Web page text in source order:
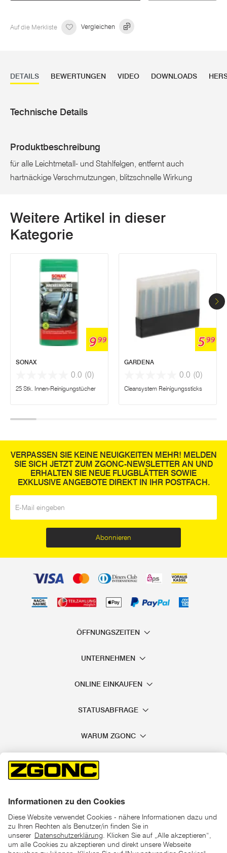
Auf die Merkliste Vergleichen
DETAILS BEWERTUNGEN VIDEO DOWNLOADS
Technische Details
Produktbeschreibung
für alle Leichtmetall- und Stahlfelgen, entfernt auch
hartnäckige Verschmutzungen, blitzschnelle Wirkung
Weitere Artikel in dieser
Kategorie
999
SONAX
0.0 (0)
25 Stk. Innen-Reinigungstücher
599
GARDENA
0.0 (0)
Cleansystem Reinigungssticks
VERPASSEN SIE KEINE NEUIGKEITEN MEHR! MELDEN
SIE SICH JETZT ZUM ZGONC-NEWSLETTER AN UND
ERHALTEN SIE NEUE FLUGBLÄTTER SOWIE
EXKLUSIVE ANGEBOTE DIREKT IN IHR POSTFACH.
Abonnieren
ÖFFNUNGSZEITEN
UNTERNEHMEN
ONLINE EINKAUFEN
STATUSABFRAGE
WARUM ZGONC